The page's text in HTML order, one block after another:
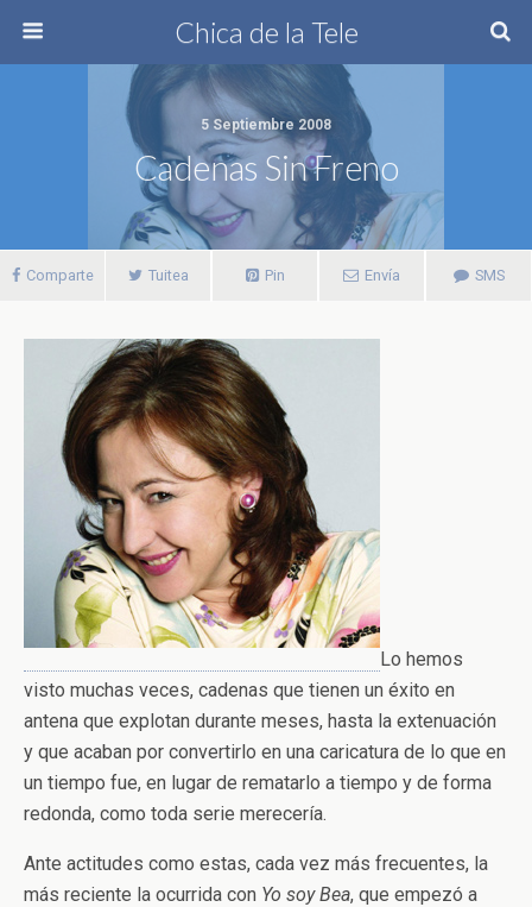
Chica de la Tele
5 Septiembre 2008
Cadenas Sin Freno
Comparte Tuitea Pin Envía SMS
Lo hemos
visto muchas veces, cadenas que tienen un éxito en
antena que explotan durante meses, hasta la extenuación
y que acaban por convertirlo en una caricatura de lo que en
un tiempo fue, en lugar de rematarlo a tiempo y de forma
redonda, como toda serie merecería.
Ante actitudes como estas, cada vez más frecuentes, la
más reciente la ocurrida con Yo soy Bea, que empezó a